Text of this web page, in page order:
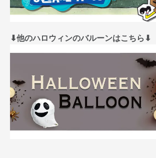
⬇︎他のハロウィンのバルーンはこちら⬇︎